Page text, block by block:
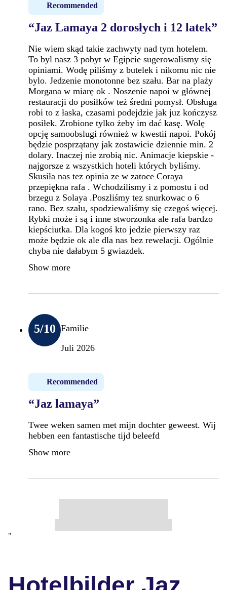
Recommended
“Jaz Lamaya 2 dorosłych i 12 latek”
Nie wiem skąd takie zachwyty nad tym hotelem.
To byl nasz 3 pobyt w Egipcie sugerowalismy się
opiniami. Wodę piliśmy z butelek i nikomu nic nie
bylo. Jedzenie monotonne bez szału. Bar na plaży
Morgana w miarę ok . Noszenie napoi w głównej
restauracji do posiłków też średni pomysł. Obsługa
robi to z łaska, czasami podejdzie jak juz kończysz
posiłek. Zrobione tylko żeby im dać kasę. Wolę
opcję samoobslugi również w kwestii napoi. Pokój
będzie posprzątany jak zostawicie dziennie min. 2
dolary. Inaczej nie zrobią nic. Animacje kiepskie -
najgorsze z wszystkich hoteli których byliśmy.
Skusiła nas tez opinia ze w zatoce Coraya
przepiękna rafa . Wchodzilismy i z pomostu i od
brzegu z Solaya .Poszliśmy tez snurkowac o 6
rano. Bez szału, spodziewaliśmy się czegoś więcej.
Rybki może i są i inne stworzonka ale rafa bardzo
kiepściutka. Dla kogoś kto jedzie pierwszy raz
może będzie ok ale dla nas bez rewelacji. Ogólnie
chyba nie dałabym 5 gwiazdek.
Show more
5/10 Familie
Juli 2026
Recommended
“Jaz lamaya”
Twee weken samen met mijn dochter geweest. Wij
hebben een fantastische tijd beleefd
Show more
"